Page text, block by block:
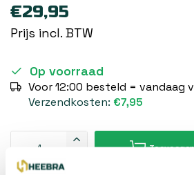
€29,95
Prijs incl. BTW
Op voorraad
Voor 12:00 besteld = vandaag
Verzendkosten: €7,95